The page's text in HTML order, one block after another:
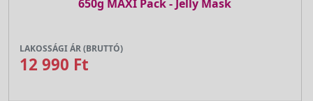
650g MAXI Pack - Jelly Mask
LAKOSSÁGI ÁR (BRUTTÓ)
12 990 Ft